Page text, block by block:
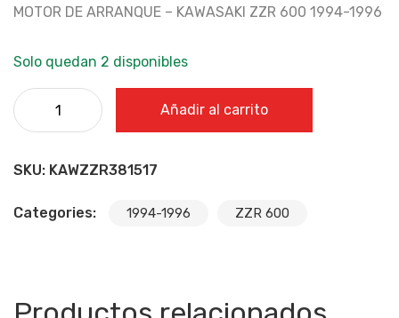
MOTOR DE ARRANQUE – KAWASAKI ZZR 600 1994-1996
Solo quedan 2 disponibles
MOTOR DE ARRANQUE - KAWASAKI ZZR 600 1994-1996
cantidad
Añadir al carrito
SKU: KAWZZR381517
Categories: 1994-1996 ZZR 600